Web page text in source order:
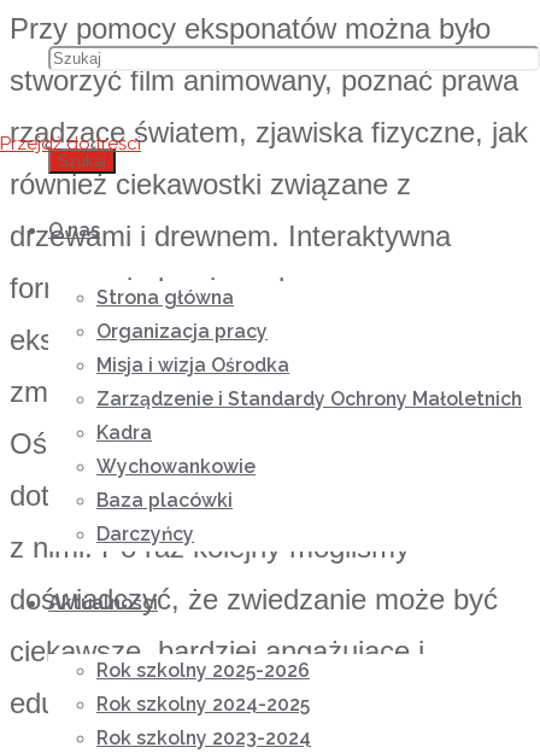
Szukaj
Przejdź do treści
O nas
Strona główna
Organizacja pracy
Misja i wizja Ośrodka
Zarządzenie i Standardy Ochrony Małoletnich
Kadra
Wychowankowie
Baza placówki
Darczyńcy
Aktualności
Rok szkolny 2025-2026
Rok szkolny 2024-2025
Rok szkolny 2023-2024
Przy pomocy eksponatów można było
stworzyć film animowany, poznać prawa
rządzące światem, zjawiska fizyczne, jak
również ciekawostki związane z
drzewami i drewnem. Interaktywna
forma zwiedzania, zabawa z
eksponatami angażowała jak najwięcej
zmysłów. Wychowankowie, Kadra
Ośrodka oraz Rodzice mogli eksponaty
dotykać, uruchamiać, eksperymentować
z nimi. Po raz kolejny mogliśmy
doświadczyć, że zwiedzanie może być
ciekawsze, bardziej angażujące i
edukacyjne.